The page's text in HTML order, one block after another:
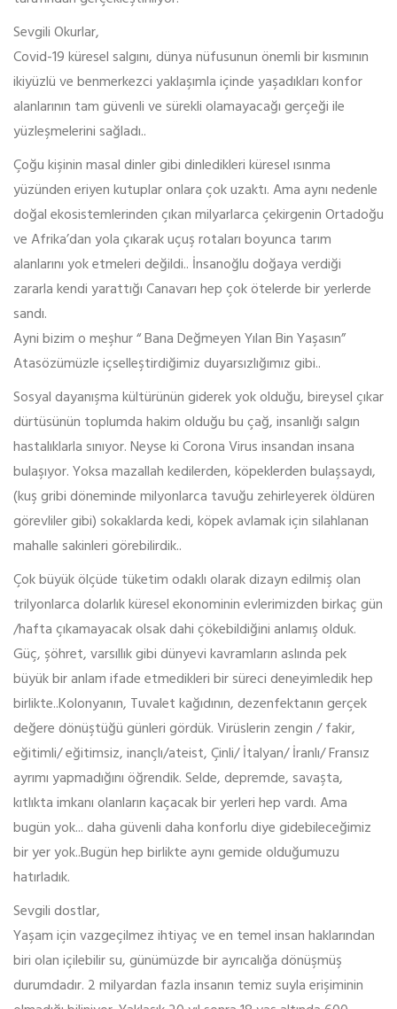
Sevgili Okurlar,
Covid-19 küresel salgını, dünya nüfusunun önemli bir kısmının
ikiyüzlü ve benmerkezci yaklaşımla içinde yaşadıkları konfor
alanlarının tam güvenli ve sürekli olamayacağı gerçeği ile
yüzleşmelerini sağladı..
Çoğu kişinin masal dinler gibi dinledikleri küresel ısınma
yüzünden eriyen kutuplar onlara çok uzaktı. Ama aynı nedenle
doğal ekosistemlerinden çıkan milyarlarca çekirgenin Ortadoğu
ve Afrika’dan yola çıkarak uçuş rotaları boyunca tarım
alanlarını yok etmeleri değildi.. İnsanoğlu doğaya verdiği
zararla kendi yarattığı Canavarı hep çok ötelerde bir yerlerde
sandı.
Ayni bizim o meşhur “ Bana Değmeyen Yılan Bin Yaşasın”
Atasözümüzle içselleştirdiğimiz duyarsızlığımız gibi..
Sosyal dayanışma kültürünün giderek yok olduğu, bireysel çıkar
dürtüsünün toplumda hakim olduğu bu çağ, insanlığı salgın
hastalıklarla sınıyor. Neyse ki Corona Virus insandan insana
bulaşıyor. Yoksa mazallah kedilerden, köpeklerden bulaşsaydı,
(kuş gribi döneminde milyonlarca tavuğu zehirleyerek öldüren
görevliler gibi) sokaklarda kedi, köpek avlamak için silahlanan
mahalle sakinleri görebilirdik..
Çok büyük ölçüde tüketim odaklı olarak dizayn edilmiş olan
trilyonlarca dolarlık küresel ekonominin evlerimizden birkaç gün
/hafta çıkamayacak olsak dahi çökebildiğini anlamış olduk.
Güç, şöhret, varsıllık gibi dünyevi kavramların aslında pek
büyük bir anlam ifade etmedikleri bir süreci deneyimledik hep
birlikte..Kolonyanın, Tuvalet kağıdının, dezenfektanın gerçek
değere dönüştüğü günleri gördük. Virüslerin zengin / fakir,
eğitimli/ eğitimsiz, inançlı/ateist, Çinli/ İtalyan/ İranlı/ Fransız
ayrımı yapmadığını öğrendik. Selde, depremde, savaşta,
kıtlıkta imkanı olanların kaçacak bir yerleri hep vardı. Ama
bugün yok... daha güvenli daha konforlu diye gidebileceğimiz
bir yer yok..Bugün hep birlikte aynı gemide olduğumuzu
hatırladık.
Sevgili dostlar,
Yaşam için vazgeçilmez ihtiyaç ve en temel insan haklarından
biri olan içilebilir su, günümüzde bir ayrıcalığa dönüşmüş
durumdadır. 2 milyardan fazla insanın temiz suyla erişiminin